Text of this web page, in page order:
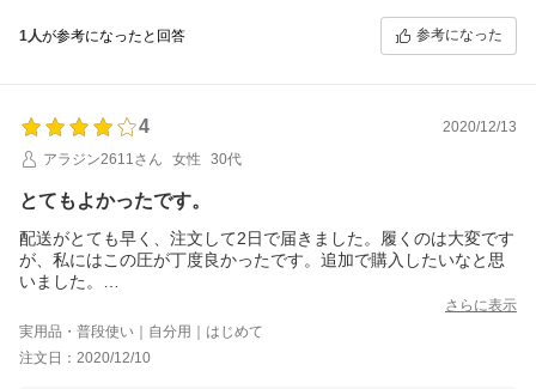
1人が参考になったと回答 参考になった
4
2020/12/13
アラジン2611さん
女性 30代
とてもよかったです。
配送がとても早く、注文して2日で届きました。履くのは大変です
が、私にはこの圧が丁度良かったです。追加で購入したいなと思
いました。
あとこのレギンスの上にデニムを履いたら、昨日までは無かった
太もも部分に余裕が出来ました。欲を言うと、おしりからお腹ま
での圧がもう少し強くてもいいかなと思いました。ヒップアップ
効果ももう少しあると嬉しいです。
さらに表示
実用品・普段使い｜自分用｜はじめて
注文日：2020/12/10